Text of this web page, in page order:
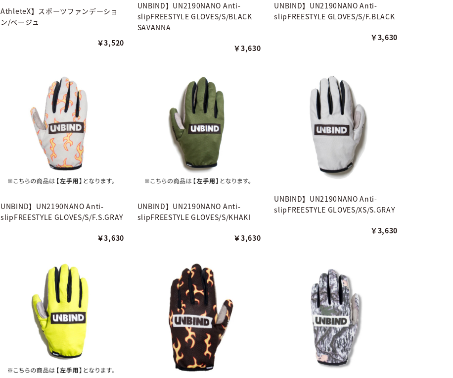
AthleteX】スポーツファンデーショ
ン/ベージュ
￥3,520
UNBIND】UN2190NANO Anti-
slipFREESTYLE GLOVES/S/BLACK
SAVANNA
￥3,630
UNBIND】UN2190NANO Anti-
slipFREESTYLE GLOVES/S/F.BLACK
￥3,630
UNBIND】UN2190NANO Anti-
slipFREESTYLE GLOVES/S/F.S.GRAY
￥3,630
UNBIND】UN2190NANO Anti-
slipFREESTYLE GLOVES/S/KHAKI
￥3,630
UNBIND】UN2190NANO Anti-
slipFREESTYLE GLOVES/XS/S.GRAY
￥3,630